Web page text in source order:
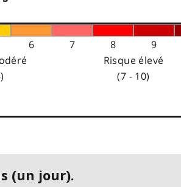
6 7 8 9
Risque élevé
(7 - 10)
(un jour).